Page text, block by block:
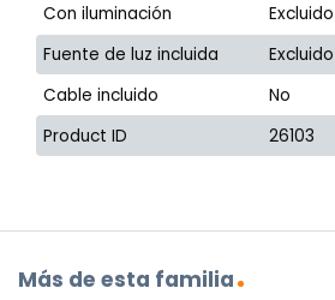
Con iluminación
Excluido
Fuente de luz incluida
Excluido
Cable incluido
No
Product ID
26103
Más de esta familia